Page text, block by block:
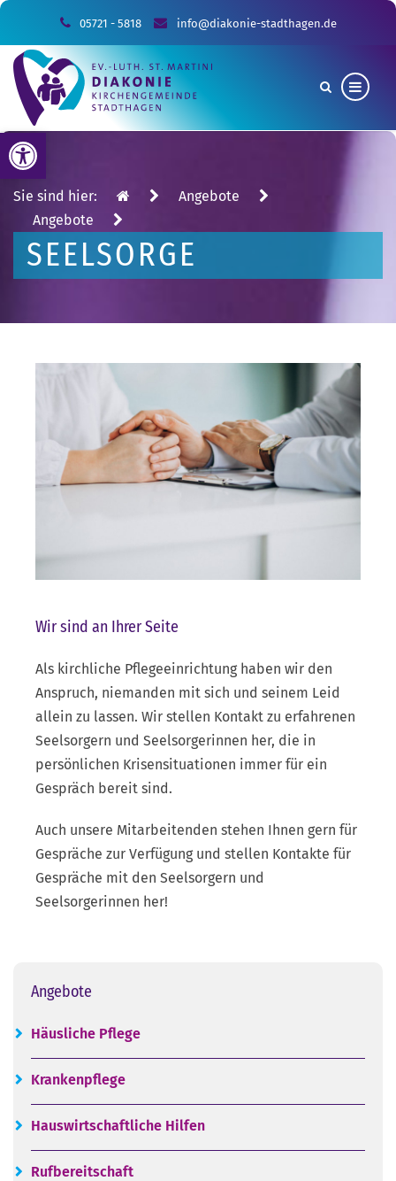
Werkzeugleiste öffnen
05721 - 5818 info@diakonie-stadthagen.de
Sie sind hier:
Angebote
Angebote
SEELSORGE
Wir sind an Ihrer Seite
Als kirchliche Pflegeeinrichtung haben wir den
Anspruch, niemanden mit sich und seinem Leid
allein zu lassen. Wir stellen Kontakt zu erfahrenen
Seelsorgern und Seelsorgerinnen her, die in
persönlichen Krisensituationen immer für ein
Gespräch bereit sind.
Auch unsere Mitarbeitenden stehen Ihnen gern für
Gespräche zur Verfügung und stellen Kontakte für
Gespräche mit den Seelsorgern und
Seelsorgerinnen her!
Angebote
Häusliche Pflege
Krankenpflege
Hauswirtschaftliche Hilfen
Rufbereitschaft